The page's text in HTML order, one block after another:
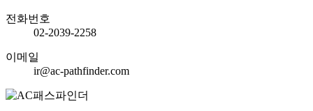
전화번호
02-2039-2258
이메일
ir@ac-pathfinder.com